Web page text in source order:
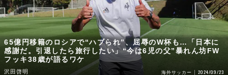
65億円移籍のロシアで“ハブられ”、屈辱のW杯も…「日本に
感謝だ。引退したら旅行したい」“今は6児の父”暴れん坊FW
フッキ38歳が語るワケ
沢田啓明 海外サッカー 2024/09/23